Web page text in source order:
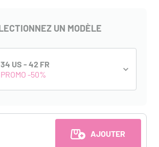
UN MODÈLE
34 US - 42 FR
PROMO -50%
AJOUTER AU